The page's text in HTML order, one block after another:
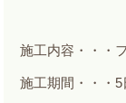
施工内容・・・
施工期間・・・5